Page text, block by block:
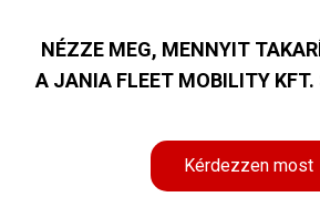
NÉZZE MEG, MENNYIT
A JANIA FLEET MOBILITY KFT.
Kérdezzen most